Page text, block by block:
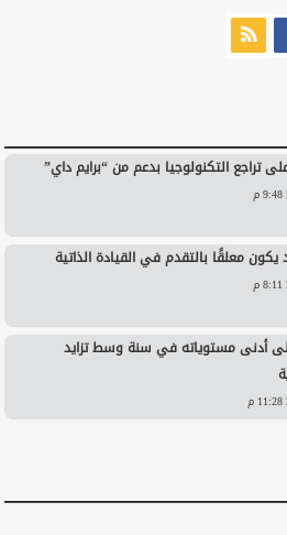
تراجع التكنولوجيا بدعم من “برايم داي”
معلقًا بالتقدم في القيادة الذاتية
إلى أدنى مستوياته في سنة وسط تزايد